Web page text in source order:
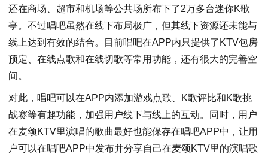
还在商场、超市和机场等公共场所布下了2万多台迷你K歌
亭。不过唱吧虽然在线下布局极广，但其线下资源还未能与
线上达到有效的结合。目前唱吧在APP内只提供了KTV包房
预定、在线点歌和在线切歌等常用功能，还有很大的完善空
间。
对此，唱吧可以在APP内添加游戏点歌、K歌评比和K歌挑
战赛等有趣功能，加强用户线下与线上的互动。同时，用户
在麦颂KTV里演唱的歌曲最好也能保存在唱吧APP中，让用
户可以在唱吧APP中发布并分享自己在麦颂KTV里的演唱歌